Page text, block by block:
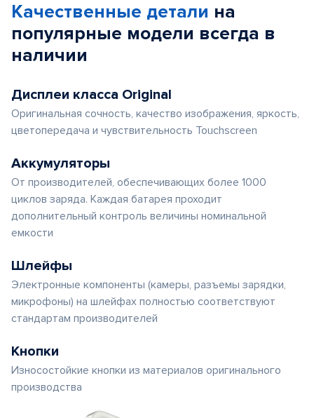
Качественные детали на
популярные модели всегда в
наличии
Дисплеи класса Original
Оригинальная сочность, качество изображения, яркость,
цветопередача и чувствительность Touchscreen
Аккумуляторы
От производителей, обеспечивающих более 1000
циклов заряда. Каждая батарея проходит
дополнительный контроль величины номинальной
емкости
Шлейфы
Электронные компоненты (камеры, разъемы зарядки,
микрофоны) на шлейфах полностью соответствуют
стандартам производителей
Кнопки
Износостойкие кнопки из материалов оригинального
производства